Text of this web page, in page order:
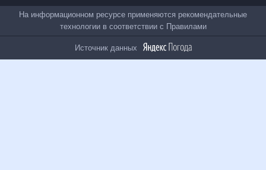
Все проекты
На информационном ресурсе применяются
рекомендательные технологии в соответствии с